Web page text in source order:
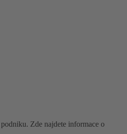
Zde najdete informace o